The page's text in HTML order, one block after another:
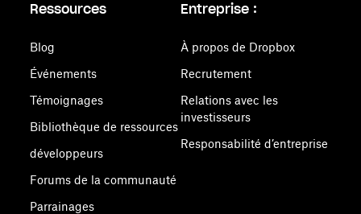
Ressources
Blog
Événements
Témoignages
Bibliothèque de ressources
développeurs
Forums de la communauté
Parrainages
Entreprise :
À propos de Dropbox
Recrutement
Relations avec les
investisseurs
Responsabilité d’entreprise